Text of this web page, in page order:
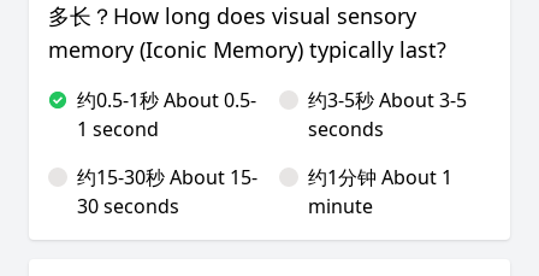
多长？How long does visual sensory
memory (Iconic Memory) typically last?
约0.5-1秒 About 0.5-
1 second
约3-5秒 About 3-5
seconds
约15-30秒 About 15-
30 seconds
约1分钟 About 1
minute